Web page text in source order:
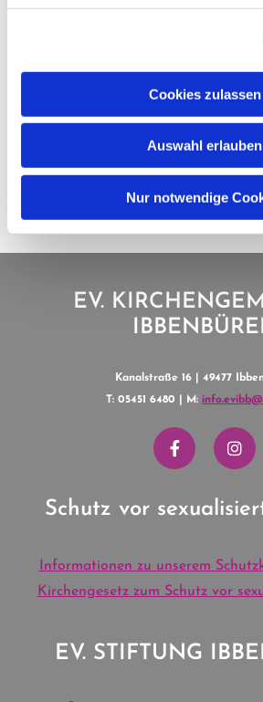
Cookies zulassen
Auswahl erlauben
Nur notwendige
EV.
Kanalstraße 16 | 49477
T: 05451 6480 | M:
Schutz vor
Informationen zu unserem
Kirchengesetz zum Schutz vor
EV. STIFTUNG